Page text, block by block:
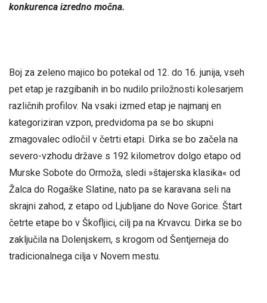
konkurenca izredno močna.
Boj za zeleno majico bo potekal od 12. do 16. junija, vseh
pet etap je razgibanih in bo nudilo priložnosti kolesarjem
različnih profilov. Na vsaki izmed etap je najmanj en
kategoriziran vzpon, predvidoma pa se bo skupni
zmagovalec odločil v četrti etapi. Dirka se bo začela na
severo-vzhodu države s 192 kilometrov dolgo etapo od
Murske Sobote do Ormoža, sledi »štajerska klasika« od
Žalca do Rogaške Slatine, nato pa se karavana seli na
skrajni zahod, z etapo od Ljubljane do Nove Gorice. Štart
četrte etape bo v Škofljici, cilj pa na Krvavcu. Dirka se bo
zaključila na Dolenjskem, s krogom od Šentjerneja do
tradicionalnega cilja v Novem mestu.